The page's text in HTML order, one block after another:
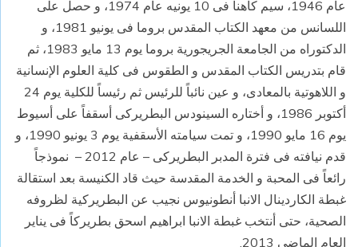
عام 1946، سيم كاهناً فى 10 يونيه عام 1974، و حصل على
اللسانس من معهد الكتاب المقدس بروما فى يونيو 1981، و
الدكتوراه من الجامعة الجريجورية بروما يوم 13 مايو 1983، ثم
قام بتدريس الكتاب المقدس و الطقوس فى كلية العلوم الإنسانية
و اللاهوتية بالمعادى، و عين نائباً للرئيس ثم رئيساً للكلية يوم 24
أكتوبر 1986، و أختاره السينودس البطريركى أسقفاً على أسيوط
يوم 16 مايو 1990، و تمت سيامته الأسقفية يوم 3 يونيو 1990، و
قدم نيافته فى فترة المدبر البطريركى – عام 2012 – نموذجاً
رائعاً فى المحبة و الخدمة المقدسة حيث قاد الكنيسة بعد استقالة
غبطة الكاردينال الانبا أنطونيوس نجيب عن البطريركية لظروفه
الصحية، حتى أنتخب غبطة الانبا ابراهيم اسحق بطريركاً فى يناير
العام الماضى 2013.